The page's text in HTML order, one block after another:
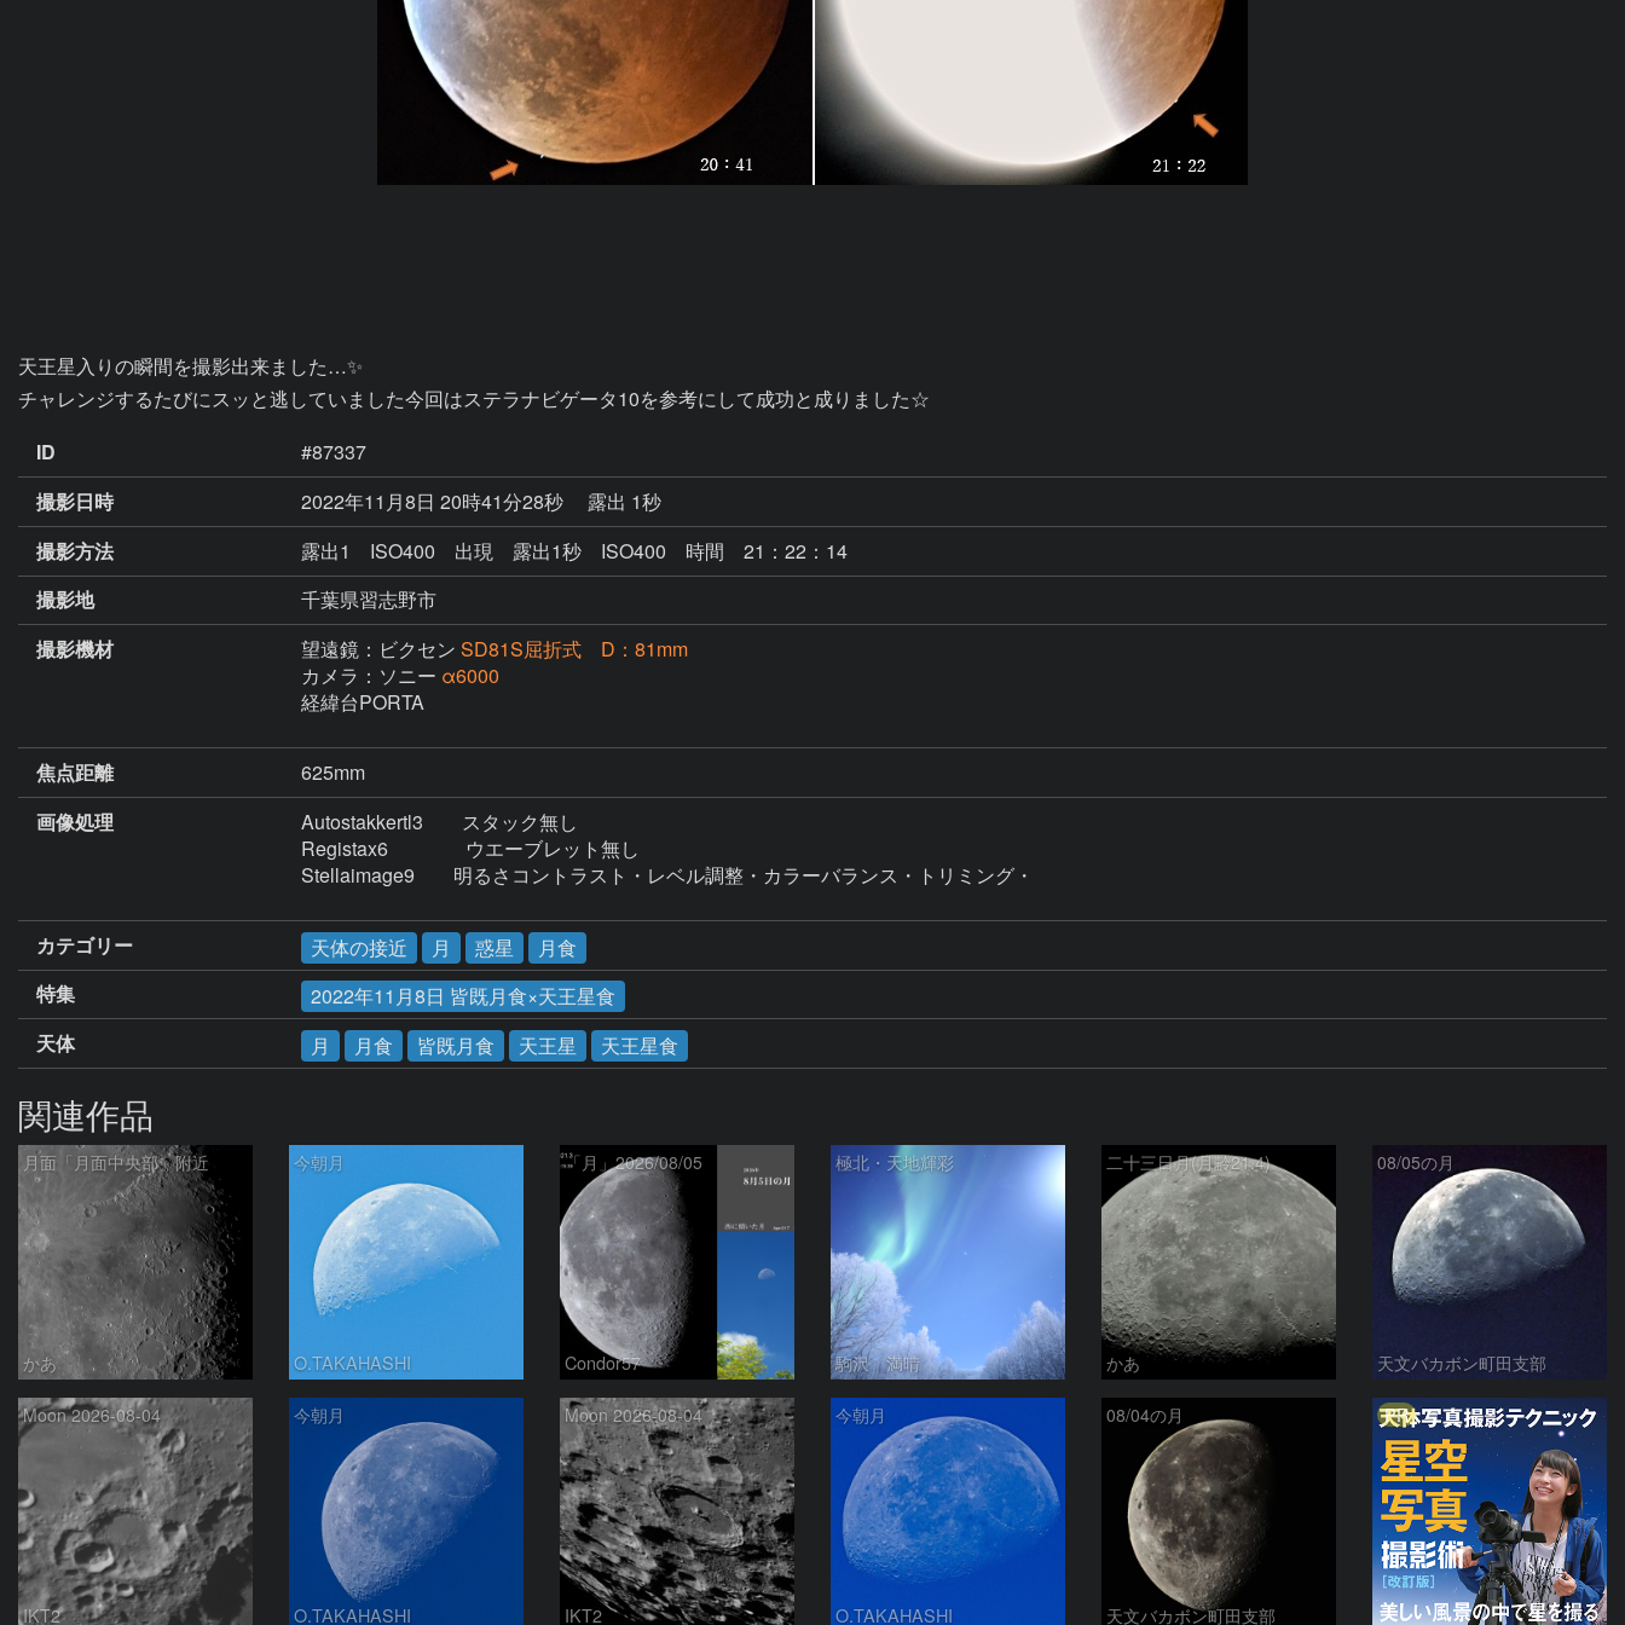
天王星入りの瞬間を撮影出来ました…✨
ID
#87337
撮影日時
2022年11月8日 20時41分28秒
露出 1秒
撮影方法
露出1 ISO400 出現 露出1秒 ISO400 時間 21：22：14
撮影地
千葉県習志野市
撮影機材
望遠鏡：ビクセン SD81S屈折式 D：81mm
カメラ：ソニー α6000
経緯台PORTA
焦点距離
625mm
画像処理
Autostakkertl3　　スタック無し
Registax6　　　　ウエーブレット無し
Stellaimage9　　明るさコントラスト・レベル調整・カラーバランス・トリミング・
カテゴリー 天体の接近 月 惑星
月食
特集
2022年11月8日 皆既月食×天王星食
天体
月 月食 皆既月食 天王星 天王星食
関連作品
月面「月面中央部」附近
かあ
今朝月
O.TAKAHASHI
「月」2026/08/05
Condor57
極北・天地輝彩
駒沢 満晴
二十三日月(月齢21.4)
かあ
08/05の月
天文バカボン町田支部
Moon 2026-08-04
IKT2
今朝月
O.TAKAHASHI
Moon 2026-08-04
IKT2
今朝月
O.TAKAHASHI
08/04の月
天文バカボン町田支部
PR